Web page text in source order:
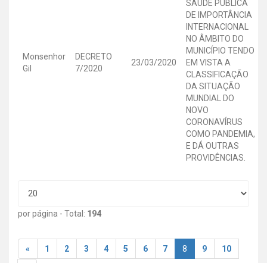
Monsenhor
Gil
DECRETO
7/2020
23/03/2020
SAÚDE PÚBLICA
DE IMPORTÂNCIA
INTERNACIONAL
NO ÂMBITO DO
MUNICÍPIO TENDO
EM VISTA A
CLASSIFICAÇÃO
DA SITUAÇÃO
MUNDIAL DO
NOVO
CORONAVÍRUS
COMO PANDEMIA,
E DÁ OUTRAS
PROVIDÊNCIAS.
por página - Total: 194
« 1 2 3 4 5 6 7 8 9 10